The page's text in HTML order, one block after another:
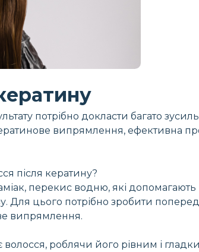
потрібно докласти багато
кератинове випрямлення, ефективна
після кератину?
перекис водню, які допомагають
Для цього потрібно зробити
випрямлення.
роблячи його рівним і